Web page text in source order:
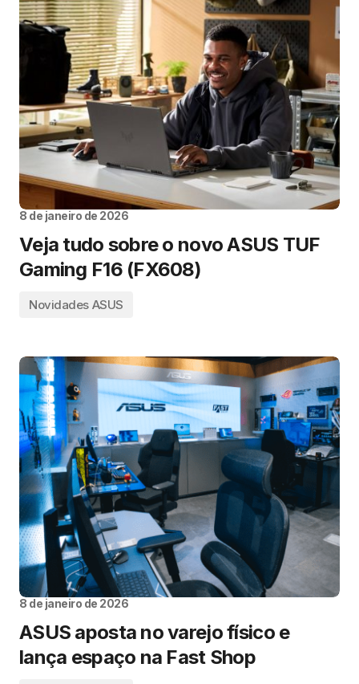
8 de janeiro de 2026
Veja tudo sobre o novo ASUS TUF
Gaming F16 (FX608)
Novidades ASUS
8 de janeiro de 2026
ASUS aposta no varejo físico e
lança espaço na Fast Shop